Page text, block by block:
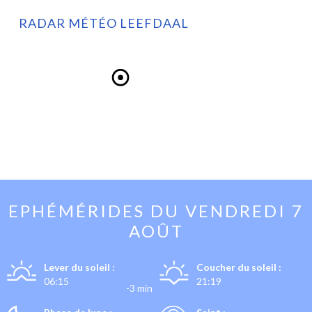
RADAR MÉTÉO LEEFDAAL
EPHÉMÉRIDES DU VENDREDI 7
AOÛT
Lever du soleil :
06:15
-3 min
Coucher du soleil :
21:19